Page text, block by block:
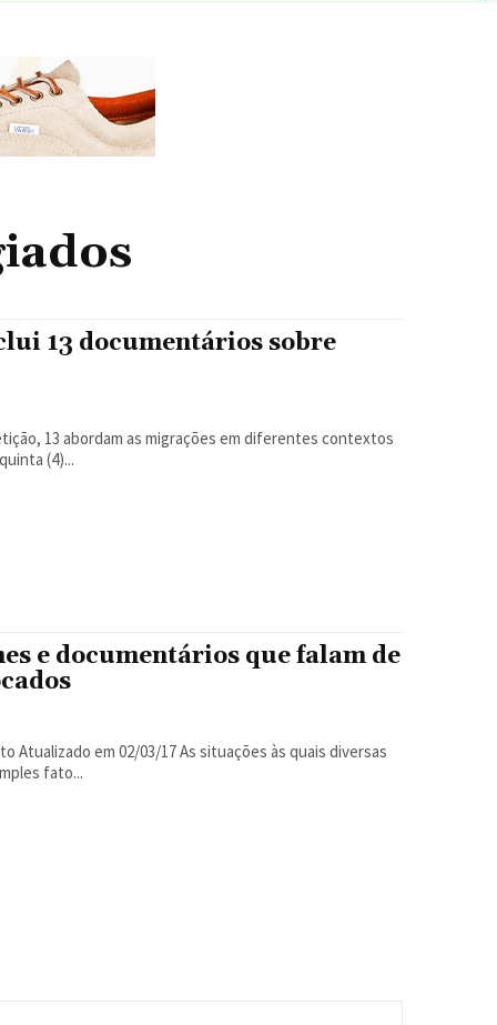
13 documentários sobre
13 abordam as migrações em diferentes contextos
A partir desta quinta (4)...
e documentários que falam de
fato...